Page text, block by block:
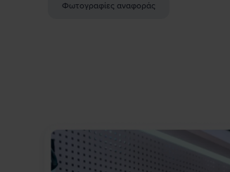
Φωτογραφίες αναφοράς